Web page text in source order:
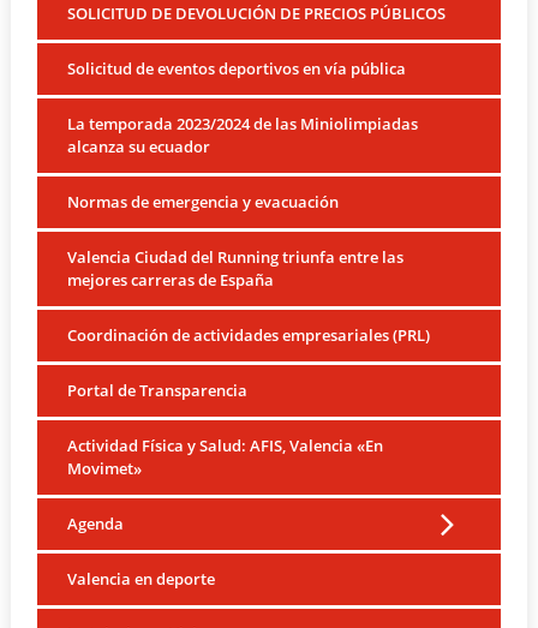
SOLICITUD DE DEVOLUCIÓN DE PRECIOS PÚBLICOS
Solicitud de eventos deportivos en vía pública
La temporada 2023/2024 de las Miniolimpiadas
alcanza su ecuador
Normas de emergencia y evacuación
Valencia Ciudad del Running triunfa entre las
mejores carreras de España
Coordinación de actividades empresariales (PRL)
Portal de Transparencia
Actividad Física y Salud: AFIS, Valencia «En
Movimet»
Agenda
Valencia en deporte